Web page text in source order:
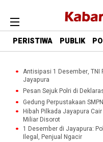
PERISTIWA PUBLIK
Antisipasi 1 Desember, TNI
Jayapura
Pesan Sejuk Polri di
Gedung Perpustakaan
Hibah Pilkada Jayapura
Miliar Disorot
1 Desember di Jayapura:
Ilegal, Penjual Ngacir